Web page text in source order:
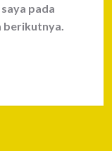
pada
berikutnya.